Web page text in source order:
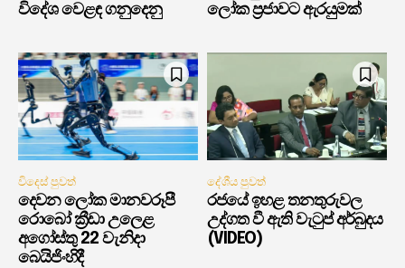
විදේශ වෙළඳ ගනුදෙනු
ලෝක ප්‍රජාවට ඇරයුමක්
විදෙස් පුවත්
දෙවන ලෝක මානවරූපී
රොබෝ ක්‍රීඩා උලෙළ
අගෝස්තු 22 වැනිදා
බෙයිජිංහිදී
දේශීය පුවත්
රජයේ ඉහළ තනතුරුවල
උද්ගත වී ඇති වැටුප් අර්බුදය
(VIDEO)